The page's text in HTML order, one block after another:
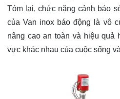
Tóm lại, chức năng cảnh báo
của Van inox báo động là vô
nâng cao an toàn và hiệu quả
vực khác nhau của cuộc sống